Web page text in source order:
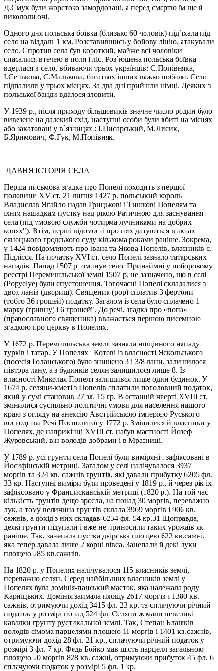
Д.Смук були жорстоко замордовані, а перед смертю їм ще й
викололи очі.
Одного дня польська боївка (близько 60 чоловік) під`їхала під
село на віддаль 1 км. Розставившись у бойову лінію, атакували
село. Спротив села був короткий, майже всі чоловіки
спасалися втечею в поля і ліс. Роз`юшена польська боївка
вдерлася в село, вбиваючи трьох українців: С.Попівняка,
І.Сенькова, С.Малькова, багатьох інших важко побили. Село
підпалили у трьох місцях. За два дні прийшли німці. Деяких з
польської банди вдалося зловити.
У 1939 р., після приходу більшовиків значне число родин було
вивезене на далекий схід. наступні особи були вбиті на місцях
або закатовані у в`язницях : І.Писарський, М.Лисик,
Б.Яримович, Ф.Гук, М.Попівняк.
ДАВНЯ ІСТОРІЯ СЕЛА
Перша письмова згадка про Попелі походить з першої
половини XV ст. 21 липня 1427 р. польсыкий король
Владислав Ягайло надав Грицькові і Тишкові Попелям та
їхнім нащадкам пустку над рікою Ратичною для заснування
села (під умовою служби чотирма лучниками на добрих
конях"). Втім, перші відомості про них датуються в актах
сяноцького гродського суду кількома роками раніше. Зокрема,
у 1424 повідомляють про Iвана та Якова Попелів, власників с.
Підлісся. На початку ХVI ст. село Попелі зазнало татарських
нападів. Напад 1507 р. оминув село. Принаймні у поборовому
реєстрі Перемишльської землі 1507 р. не зазначено, що в селі
(Роруelye) були спустошення. Тогочасні Попелі складалися з
двох ланів (дворищ). Священик (рор) сплатив 3 фертони
(тобто 36 грошей) податку. Загалом із села було сплачено 1
марку (гривну) і 6 грошей". До речі, згадка про «попа»
(православного священика) вважається першою писемною
згадкою про церкву в Попелях.
У 1672 р. Перемишльська земля зазнала нищівного нападу
турків і татар. У Попелях і Котові із власності Яскольського
(посесія Голанського) було знишено 3 і 3/8 лани, залишилося
півтора лану, а з будинків селян залишилося лише 8. Із
власності Миколая Попеля залишився лише один будинок. У
1674 р. селяни-кметі з Попелів сплатили поголовний податок,
який у сумі становив 27 зл. 15 гр. В останній чверті XVIII ст.
змінилися суспільно-політичні умови для населення нашого
краю з огляду на анексію Австрійською імперією Руського
воєводства Речі Посполитої у 1772 р. Змінилися й власники у
Попелях, де наприкінці XVIII ст. набув маєтності Йозеф
Журовський, він володів добрами і в Мразниці.
У 1789 р. усі грунти села Попелі були виміряні і зафіксовані в
Йосифінській метриці. Загалом у селі налічувалося 3937
моргів та 324 кв. сажнів грунтів, які давали прибутку 6205 фл.
33 кр. Наступні виміри були проведені у 1819 р., й через рік іх
зафіксовано у Францисканській метриці (1820 р.). На той час
кількість грунтів дещо зросла, на понад 30 моргів, переважно
лук, а тому величина грунтів склала 3969 моргів і 906 кв.
сажнів, а дохід з них складав-6254 фл. 54 кр.31 Щоправда,
деякі грунти підупали і вже не приносили таких урожаїв як
раніше. Так, занепала пустка двірська площею 622 кв.сажні,
яка тепер давала лише 2 корці вівса. Занепали й декі луки
площею 285 кв.сажнів.
На 1820 р. у Попелях налічувалося 115 власників землі,
переважно селян. Серед найбільших власників землі у
Попелях була домінія-панський маєток, яка належала роду
Карніцьких. Домінія займала площу 2617 моргів і 1380 кв.
сажнів, отримуючи дохід 3415 фл. 23 кр. та сплачуючи річний
податок у розмірі понад 524 фл. Селяни ж мали невеликі
кавалки грунту рустикальної землі. Так, Степан Блашків
володів сімома парцелями площею 11 моргів і 1401 кв.сажнів,
отримуючи дохід 28 фл. 21 кр., сплачуючи річний податок у
розмірі 3 фл. 7 кр. Федь Бойко мав шість парцелл загальною
площею 20 моргів 828 кв. сажні, отримуючи прибуток 45 фл. 6
сплачуючи податок у розмірі 5 фл. 1 кр.